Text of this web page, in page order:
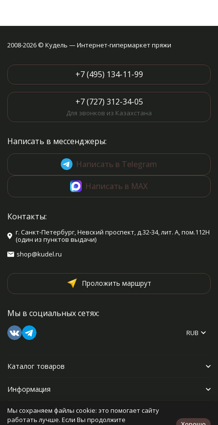
2008-2026 © Кудель — Интернет-гипермаркет пряжи
+7 (495) 134-11-99
+7 (727) 312-34-05
Для звонков из Казахстана
Написать в мессенджеры:
Написать в Telegram
Написать в MAX
Контакты:
г. Санкт-Петербург, Невский проспект, д.32-34, лит. А, пом.112Н
(один из пунктов выдачи)
shop@kudel.ru
Проложить маршрут
Мы в социальных сетях:
RUB
Каталог товаров
Информация
Прочее
Мы сохраняем файлы cookie: это помогает сайту
работать лучше. Если Вы продолжите